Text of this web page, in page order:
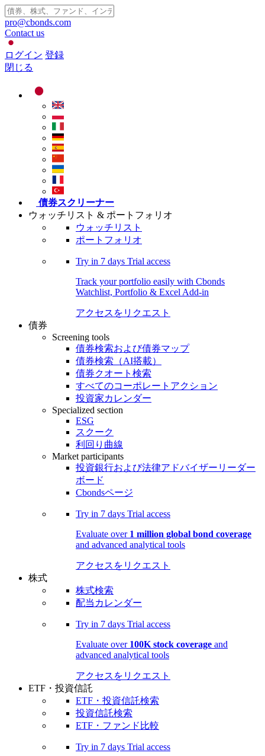
pro@cbonds.com
Contact us
ログイン 登録
閉じる
債券スクリーナー
ウォッチリスト & ポートフォリオ
ウォッチリスト
ポートフォリオ
Try in 7 days Trial access
Track your portfolio easily with Cbonds
Watchlist, Portfolio & Excel Add-in
アクセスをリクエスト
債券
Screening tools
債券検索および債券マップ
債券検索（AI搭載）
債券クオート検索
すべてのコーポレートアクション
投資家カレンダー
Specialized section
ESG
スクーク
利回り曲線
Market participants
投資銀行および法律アドバイザーリーダー
ボード
Cbondsページ
Try in 7 days Trial access
Evaluate over 1 million global bond coverage
and advanced analytical tools
アクセスをリクエスト
株式
株式検索
配当カレンダー
Try in 7 days Trial access
Evaluate over 100K stock coverage and
advanced analytical tools
アクセスをリクエスト
ETF・投資信託
ETF・投資信託検索
投資信託検索
ETF・ファンド比較
Try in 7 days Trial access